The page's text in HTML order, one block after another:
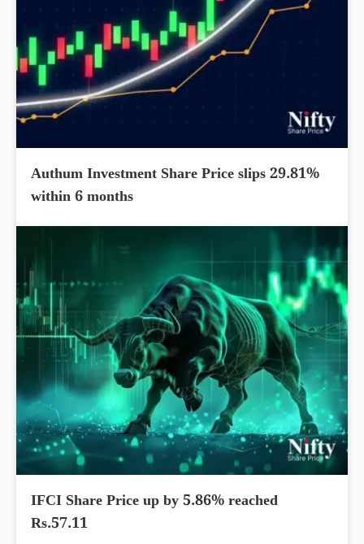
Authum Investment Share Price slips 29.81%
within 6 months
IFCI Share Price up by 5.86% reached
Rs.57.11